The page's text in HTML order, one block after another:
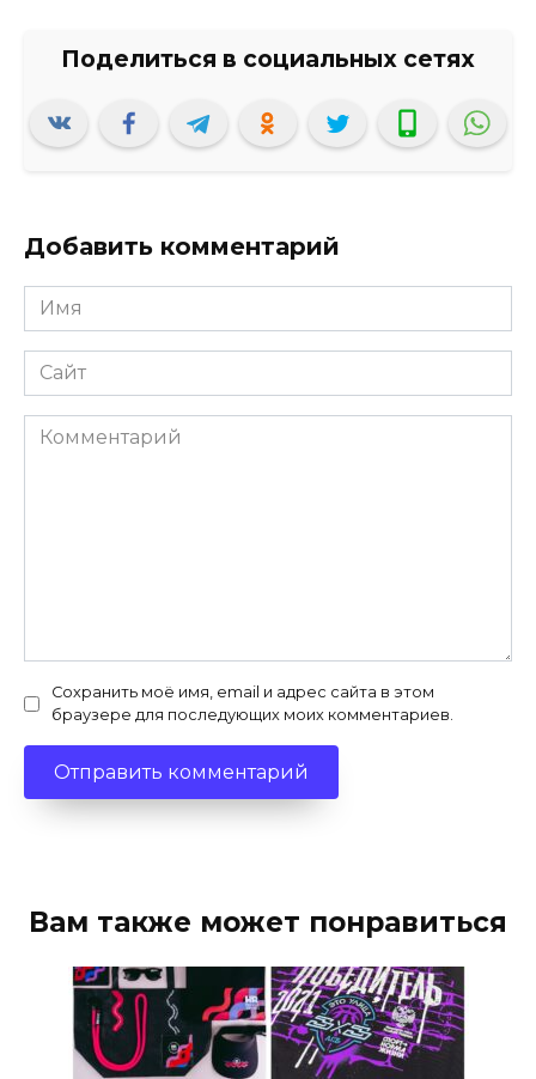
Добавить комментарий
Имя
*
Сайт
Комментарий
Сохранить моё имя, email и адрес сайта в этом
браузере для последующих моих комментариев.
Вам также может понравиться